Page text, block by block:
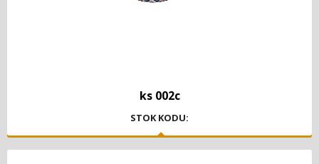
ks 002c
STOK KODU: